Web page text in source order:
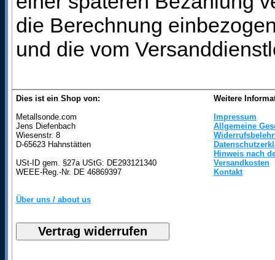
die Berechnung
und die vom
Dies ist ein Shop von:
Metallsonde.com
Jens Diefenbach
Wiesenstr. 8
D-65623 Hahnstätten
USt-ID gem. §27a UStG: DE293121340
WEEE-Reg.-Nr. DE 46869397
Über uns / about us
Weitere
Impressum
Allgemeine
Hinweis nach
Versandkosten
Kontakt